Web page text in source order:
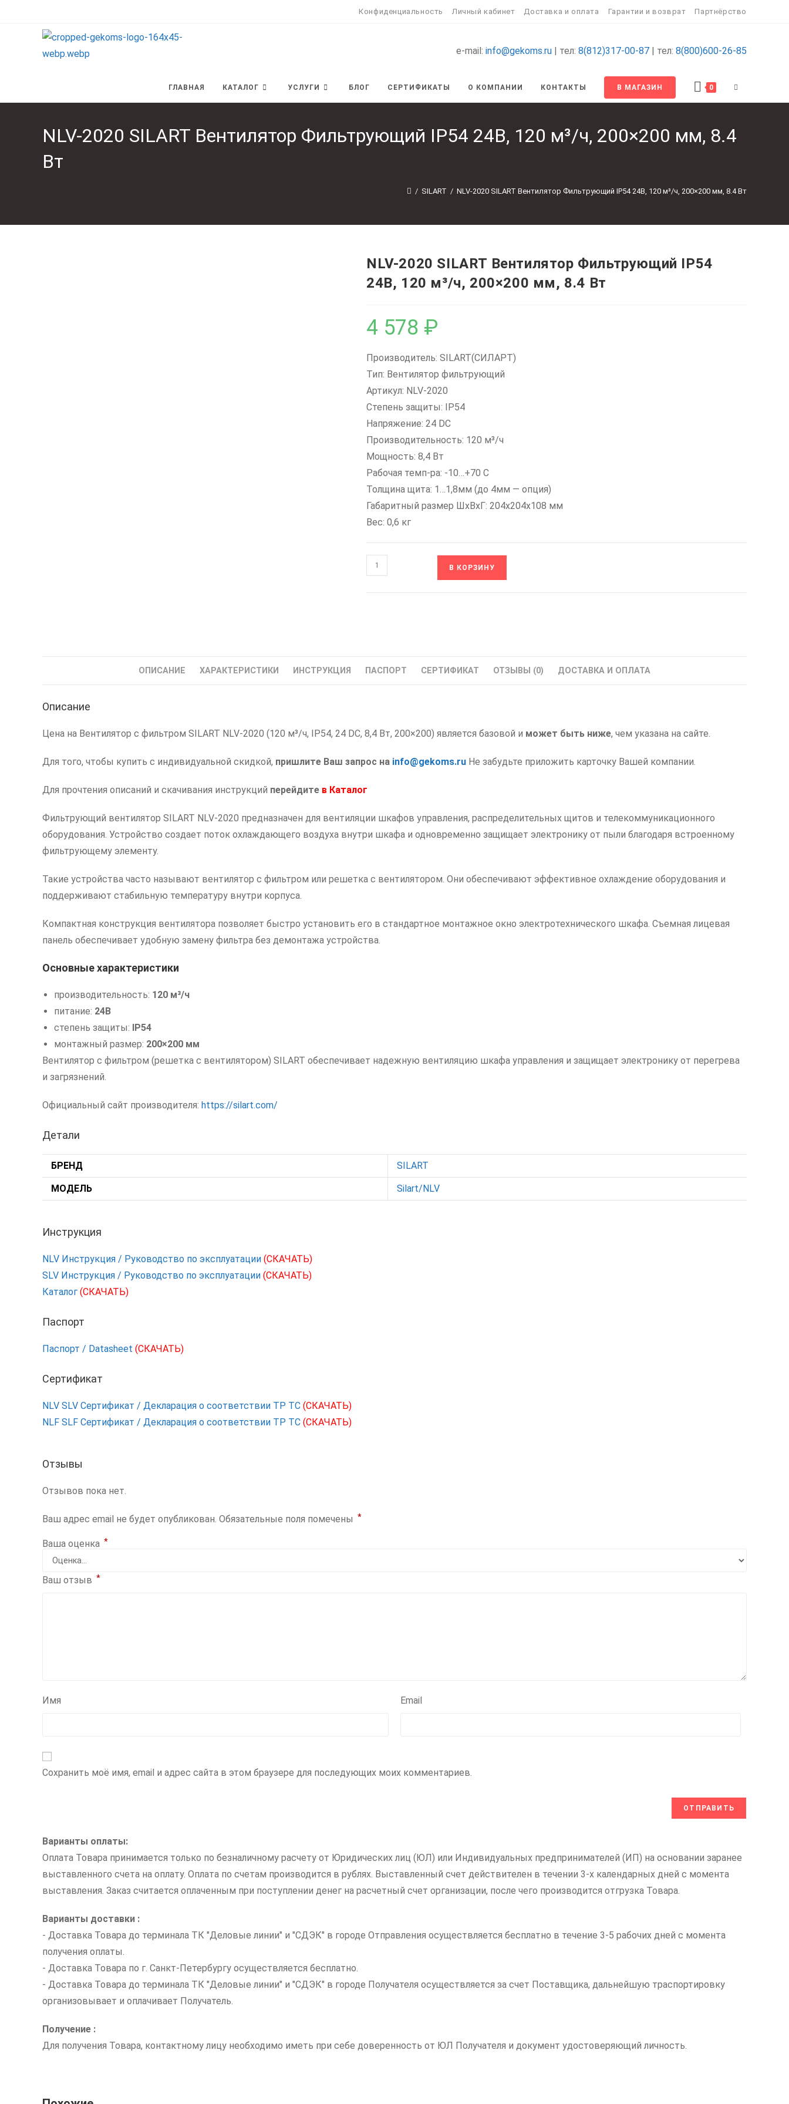
содержимому
Конфиденциальность Личный кабинет Доставка и оплата Гарантии и возврат Партнёрство
e-mail: info@gekoms.ru | тел: 8(812)317-00-87 | тел: 8(800)600-26-85
ГЛАВНАЯ КАТАЛОГ УСЛУГИ БЛОГ СЕРТИФИКАТЫ О КОМПАНИИ КОНТАКТЫ В МАГАЗИН 0
NLV-2020 SILART Вентилятор Фильтрующий IP54 24В, 120 м³/ч, 200×200 мм, 8.4
Вт
/ SILART / NLV-2020 SILART Вентилятор Фильтрующий IP54 24В, 120 м³/ч, 200×200 мм, 8.4 Вт
NLV-2020 SILART Вентилятор Фильтрующий IP54
24В, 120 м³/ч, 200×200 мм, 8.4 Вт
4 578 ₽
Производитель: SILART(СИЛАРТ)
Тип: Вентилятор фильтрующий
Артикул: NLV-2020
Степень защиты: IP54
Напряжение: 24 DC
Производительность: 120 м³/ч
Мощность: 8,4 Вт
Рабочая темп-ра: -10…+70 С
Толщина щита: 1…1,8мм (до 4мм — опция)
Габаритный размер ШхВхГ: 204x204x108 мм
Вес: 0,6 кг
Количество
товара
200x200
8.4
В КОРЗИНУ
ОПИСАНИЕ ХАРАКТЕРИСТИКИ ИНСТРУКЦИЯ ПАСПОРТ СЕРТИФИКАТ ОТЗЫВЫ (0) ДОСТАВКА И ОПЛАТА
Описание
Цена на Вентилятор с фильтром SILART NLV-2020 (120 м³/ч, IP54, 24 DC, 8,4 Вт, 200×200) является базовой и может быть ниже, чем указана на сайте.
Для того, чтобы купить с индивидуальной скидкой, пришлите Ваш запрос на info@gekoms.ru Не забудьте приложить карточку Вашей компании.
Для прочтения описаний и скачивания инструкций перейдите в Каталог
Фильтрующий вентилятор SILART NLV-2020 предназначен для вентиляции шкафов управления, распределительных щитов и телекоммуникационного
оборудования. Устройство создает поток охлаждающего воздуха внутри шкафа и одновременно защищает электронику от пыли благодаря встроенному
фильтрующему элементу.
Такие устройства часто называют вентилятор с фильтром или решетка с вентилятором. Они обеспечивают эффективное охлаждение оборудования и
поддерживают стабильную температуру внутри корпуса.
Компактная конструкция вентилятора позволяет быстро установить его в стандартное монтажное окно электротехнического шкафа. Съемная лицевая
панель обеспечивает удобную замену фильтра без демонтажа устройства.
Основные характеристики
производительность: 120 м³/ч
питание: 24В
степень защиты: IP54
монтажный размер: 200×200 мм
Вентилятор с фильтром (решетка с вентилятором) SILART обеспечивает надежную вентиляцию шкафа управления и защищает электронику от перегрева
и загрязнений.
Официальный сайт производителя: https://silart.com/
Детали
БРЕНД SILART
МОДЕЛЬ Silart/NLV
Инструкция
NLV Инструкция / Руководство по эксплуатации (СКАЧАТЬ)
SLV Инструкция / Руководство по эксплуатации (СКАЧАТЬ)
Каталог (СКАЧАТЬ)
Паспорт
Паспорт / Datasheet (СКАЧАТЬ)
Сертификат
NLV SLV Сертификат / Декларация о соответствии ТР ТС (СКАЧАТЬ)
NLF SLF Сертификат / Декларация о соответствии ТР ТС (СКАЧАТЬ)
Отзывы
Отзывов пока нет.
Ваш адрес email не будет опубликован. Обязательные поля помечены *
Ваша оценка *
Ваш отзыв *
Имя Email
Сохранить моё имя, email и адрес сайта в этом браузере для последующих моих комментариев.
Варианты оплаты:
Оплата Товара принимается только по безналичному расчету от Юридических лиц (ЮЛ) или Индивидуальных предпринимателей (ИП) на основании заранее
выставленного счета на оплату. Оплата по счетам производится в рублях. Выставленный счет действителен в течении 3-х календарных дней с момента
выставления. Заказ считается оплаченным при поступлении денег на расчетный счет организации, после чего производится отгрузка Товара.
Варианты доставки :
- Доставка Товара до терминала ТК "Деловые линии" и "СДЭК" в городе Отправления осуществляется бесплатно в течение 3-5 рабочих дней с момента
получения оплаты.
- Доставка Товара по г. Санкт-Петербургу осуществляется бесплатно.
- Доставка Товара до терминала ТК "Деловые линии" и "СДЭК" в городе Получателя осуществляется за счет Поставщика, дальнейшую траспортировку
организовывает и оплачивает Получатель.
Получение :
Для получения Товара, контактному лицу необходимо иметь при себе доверенность от ЮЛ Получателя и документ удостоверяющий личность.